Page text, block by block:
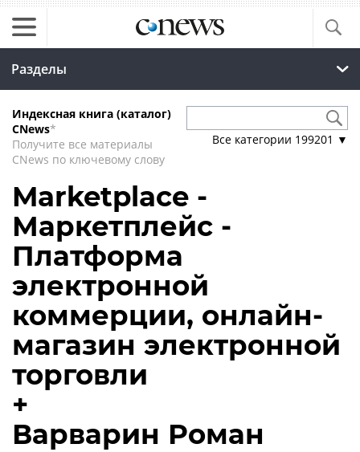
Разделы
Индексная книга (каталог)
CNews*
Получите все материалы
CNews по ключевому слову
Все категории 199201 ▼
Marketplace -
Маркетплейс -
Платформа
электронной
коммерции, онлайн-
магазин электронной
торговли
+
Варварин Роман